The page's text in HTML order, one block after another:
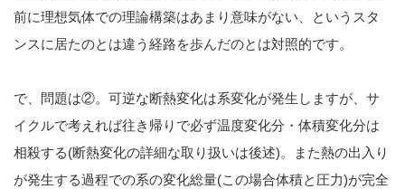
前に理想気体での理論構築はあまり意味がない、というスタ
ンスに居たのとは違う経路を歩んだのとは対照的です。
で、問題は②。可逆な断熱変化は系変化が発生しますが、サ
イクルで考えれば往き帰りで必ず温度変化分・体積変化分は
相殺する(断熱変化の詳細な取り扱いは後述)。また熱の出入り
が発生する過程での系の変化総量(この場合体積と圧力)が完全